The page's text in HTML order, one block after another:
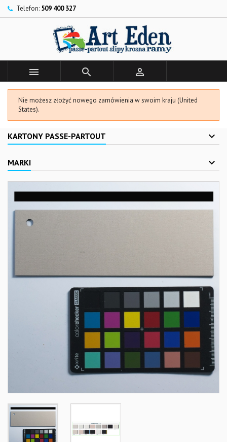
Telefon: 509 400 327
  
Nie możesz złożyć nowego zamówienia w swoim kraju (United
States).
KARTONY PASSE-PARTOUT
MARKI